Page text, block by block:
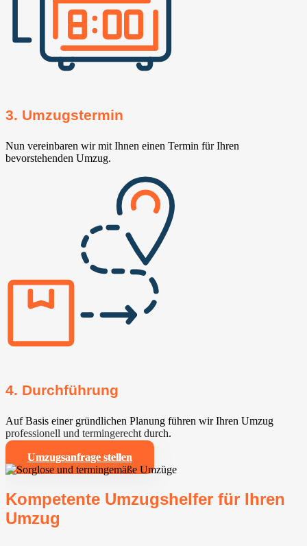
3. Umzugstermin
Nun vereinbaren wir mit Ihnen einen Termin für Ihren
bevorstehenden Umzug.
4. Durchführung
Auf Basis einer gründlichen Planung führen wir Ihren Umzug
professionell und termingerecht durch.
Umzugsanfrage stellen
Kompetente Umzugshelfer für Ihren
Umzug